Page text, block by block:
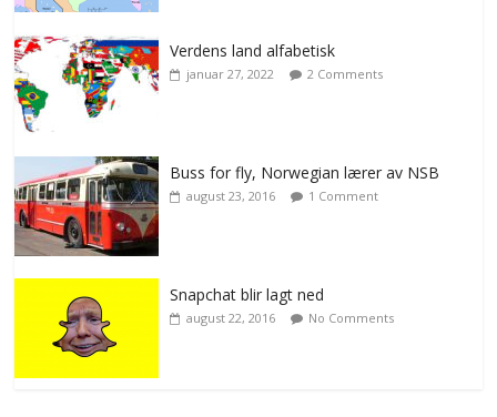
Verdens land alfabetisk
januar 27, 2022 2 Comments
Buss for fly, Norwegian lærer av NSB
august 23, 2016 1 Comment
Snapchat blir lagt ned
august 22, 2016 No Comments